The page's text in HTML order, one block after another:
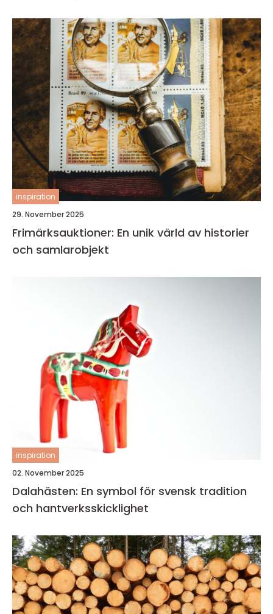
inspiration
29. November 2025
Frimärksauktioner: En unik värld av historier
och samlarobjekt
inspiration
02. November 2025
Dalahästen: En symbol för svensk tradition
och hantverksskicklighet